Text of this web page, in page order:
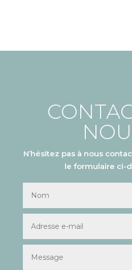
N’hésitez pas à nous
le formulaire ci-